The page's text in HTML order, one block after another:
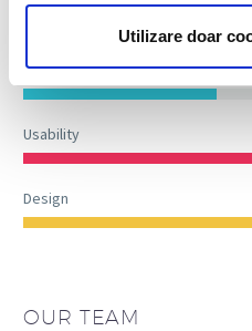
Utilizare doar
Databases
Programming
Usability
Design
OUR TEAM